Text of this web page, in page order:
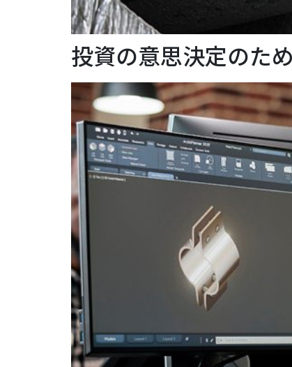
投資の意思決定のた